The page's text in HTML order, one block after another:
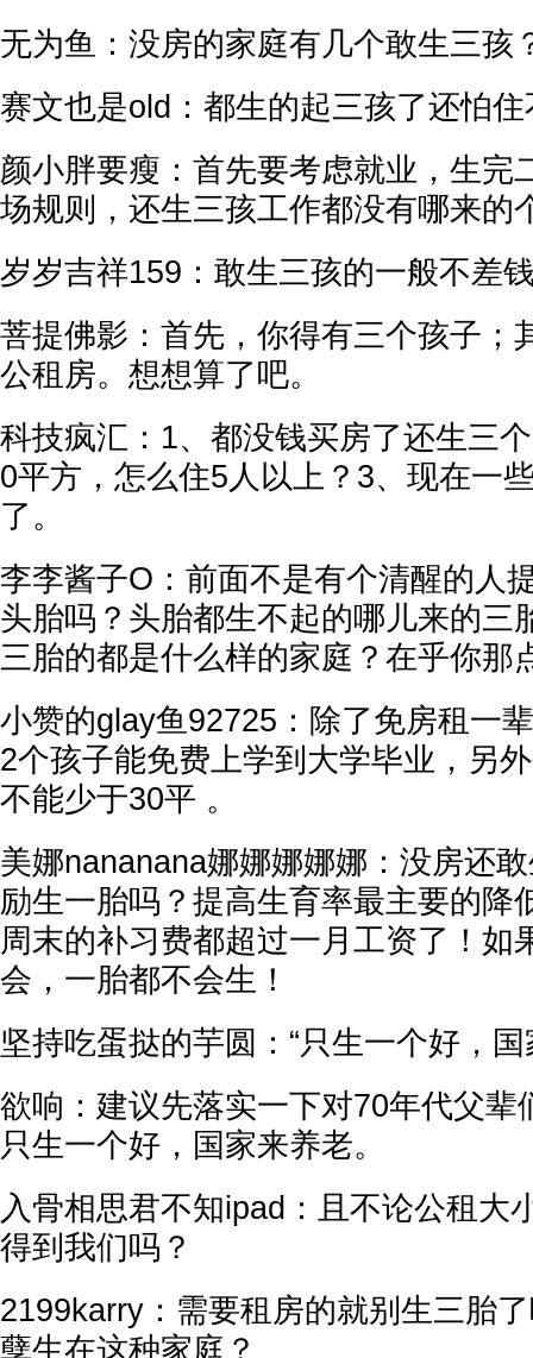
无为鱼：没房的家庭有几个敢生三孩
赛文也是old：都生的起三孩了还怕
颜小胖要瘦：首先要考虑就业，生完
场规则，还生三孩工作都没有哪来的
岁岁吉祥159：敢生三孩的一般不差
菩提佛影：首先，你得有三个孩子；
公租房。想想算了吧。
科技疯汇：1、都没钱买房了还生三
0平方，怎么住5人以上？3、现在一
了。
李李酱子O：前面不是有个清醒的人
头胎吗？头胎都生不起的哪儿来的三
三胎的都是什么样的家庭？在乎你那
小赞的glay鱼92725：除了免房租一
2个孩子能免费上学到大学毕业，另
不能少于30平 。
美娜nananana娜娜娜娜娜：没房还
励生一胎吗？提高生育率最主要的降
周末的补习费都超过一月工资了！如
会，一胎都不会生！
坚持吃蛋挞的芋圆：“只生一个好，国
欲响：建议先落实一下对70年代父
只生一个好，国家来养老。
入骨相思君不知ipad：且不论公租大
得到我们吗？
2199karry：需要租房的就别生三胎
孽生在这种家庭？